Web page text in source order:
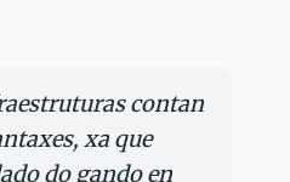
contan
xa que
do gando en